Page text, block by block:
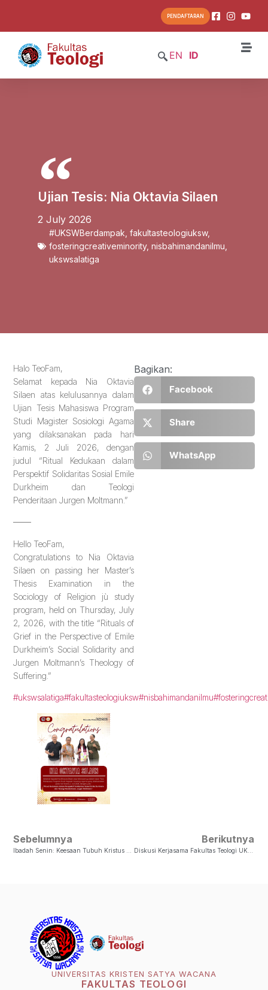
PENDAFTARAN
EN ID
Ujian Tesis: Nia Oktavia Silaen
2 July 2026
#UKSWBerdampak fakultasteologiuksw,
fosteringcreativeminority, nisbahimandanilmu
ukswsalatiga
Halo TeoFam,
Selamat kepada Nia Oktavia
Silaen atas kelulusannya dalam
Ujian Tesis Mahasiswa Program
Studi Magister Sosiologi Agama
yang dilaksanakan pada hari
Kamis, 2 Juli 2026, dengan
judul “Ritual Kedukaan dalam
Perspektif Solidaritas Sosial Emile
Durkheim dan Teologi
Penderitaan Jurgen Moltmann.”
───
Hello TeoFam,
Congratulations to Nia Oktavia
Silaen on passing her Master’s
Thesis Examination in the
Sociology of Religion jù study
program, held on Thursday, July
2, 2026, with the title “Rituals of
Grief in the Perspective of Emile
Durkheim’s Social Solidarity and
Jurgen Moltmann’s Theology of
Suffering.”
#ukswsalatiga#fakultasteologiuksw#nisbahimandanilmu
Bagikan:
Facebook
Share
WhatsApp
Sebelumnya Berikutnya
Diskusi Kerjasama Fakultas Teologi UKSW Salatiga Dengan Princeton University New Jersey
UNIVERSITAS KRISTEN SATYA WACANA
FAKULTAS TEOLOGI